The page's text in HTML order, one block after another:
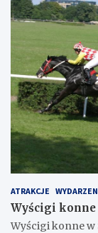
ATRAKCJE
Wyścigi
Wyścigi konne w